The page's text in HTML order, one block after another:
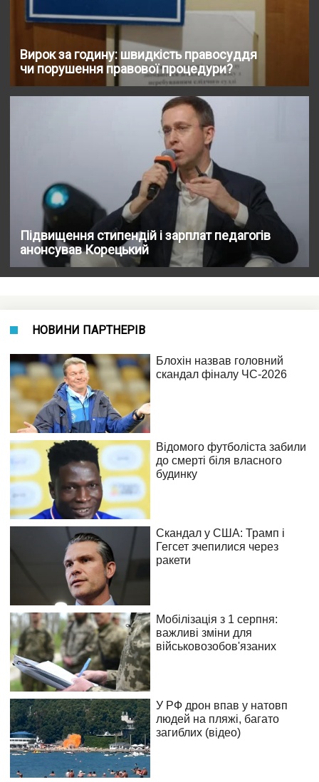
Вирок за годину: швидкість правосуддя
чи порушення правової процедури?
Підвищення стипендій і зарплат педагогів
анонсував Корецький
НОВИНИ ПАРТНЕРІВ